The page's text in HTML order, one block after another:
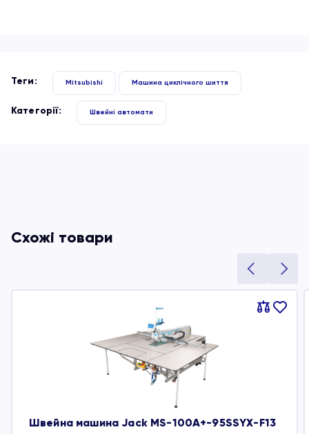
Теги: Mitsubishi Машина циклічного шиття
Категорії: Швейні автомати
Схожі товари
Порівняти
В
Швейна машина Jack MS-100A+-95SSYX-F13